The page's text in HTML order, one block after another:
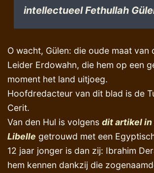
intellectueel Fethullah
O wacht, Gülen: die oude maat van
Leider Erdowahn, die hem op een
moment het land uitjoeg.
Hoofdredacteur van dit blad is de
Cerit.
Van den Hul is volgens dit artikel in
Libelle getrouwd met een
12 jaar jonger is dan zij: Ibrahim
hem kennen dankzij die